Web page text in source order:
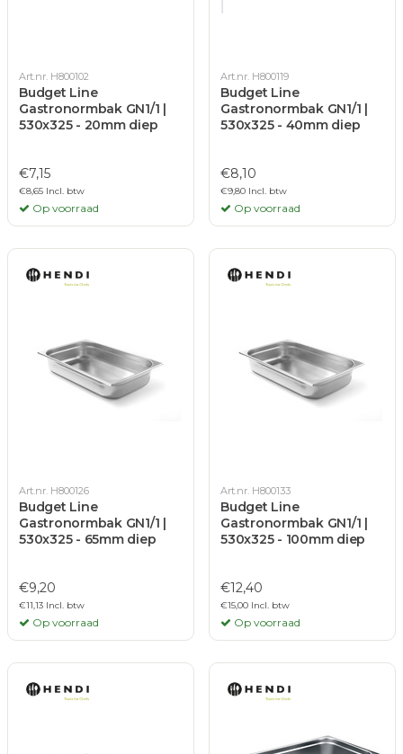
Art.nr. H800102
Budget Line
Gastronormbak GN1/1 |
530x325 - 20mm diep
€7,15
€8,65 Incl. btw
Op voorraad
Art.nr. H800119
Budget Line
Gastronormbak GN1/1 |
530x325 - 40mm diep
€8,10
€9,80 Incl. btw
Op voorraad
Art.nr. H800126
Budget Line
Gastronormbak GN1/1 |
530x325 - 65mm diep
€9,20
€11,13 Incl. btw
Op voorraad
Art.nr. H800133
Budget Line
Gastronormbak GN1/1 |
530x325 - 100mm diep
€12,40
€15,00 Incl. btw
Op voorraad